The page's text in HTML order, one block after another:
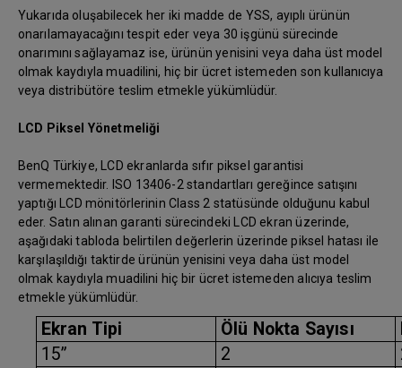
Yukarıda oluşabilecek her iki madde de YSS, ayıplı ürünün
onarılamayacağını tespit eder veya 30 işgünü sürecinde
onarımını sağlayamaz ise, ürünün yenisini veya daha üst model
olmak kaydıyla muadilini, hiç bir ücret istemeden son kullanıcıya
veya distribütöre teslim etmekle yükümlüdür.
LCD Piksel Yönetmeliği
BenQ Türkiye, LCD ekranlarda sıfır piksel garantisi
vermemektedir. ISO 13406-2 standartları gereğince satışını
yaptığı LCD mönitörlerinin Class 2 statüsünde olduğunu kabul
eder. Satın alınan garanti sürecindeki LCD ekran üzerinde,
aşağıdaki tabloda belirtilen değerlerin üzerinde piksel hatası ile
karşılaşıldığı taktirde ürünün yenisini veya daha üst model
olmak kaydıyla muadilini hiç bir ücret istemeden alıcıya teslim
etmekle yükümlüdür.
Ekran Tipi Ölü Nokta Sayısı
15”
2